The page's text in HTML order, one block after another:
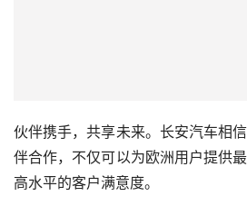
伙伴携手，共享未来。长安汽车相
伴合作，不仅可以为欧洲用户提供
高水平的客户满意度。